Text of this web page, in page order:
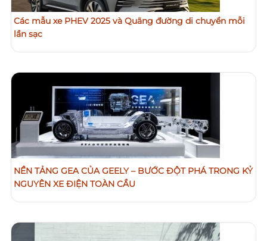
Các mẫu xe PHEV 2025 và Quãng đường di chuyển mỗi
lần sạc
NỀN TẢNG GEA CỦA GEELY – BƯỚC ĐỘT PHÁ TRONG KỶ
NGUYÊN XE ĐIỆN TOÀN CẦU